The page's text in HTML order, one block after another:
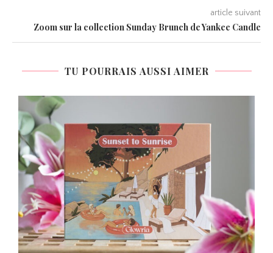
article suivant
Zoom sur la collection Sunday Brunch de Yankee Candle
TU POURRAIS AUSSI AIMER